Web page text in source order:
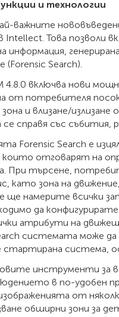
и технологии
важните
Intellect. Това позволи
информация,
(Forensic Search).
4.8.0 включва нови
от потребителя
зона и влизане/
справя със събития,
Forensic Search е
отговарят на
При търсене,
като зона на
ще намерите всички
да
атрибути на
системата може
стартирана система,
инструменти за
в по-удобен
от
обширни зони за